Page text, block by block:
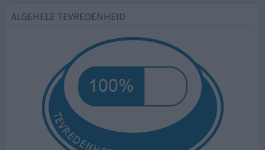
ALGEHELE TEVREDENHEID